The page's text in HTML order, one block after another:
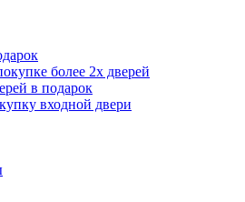
более 2х дверей
в подарок
входной двери